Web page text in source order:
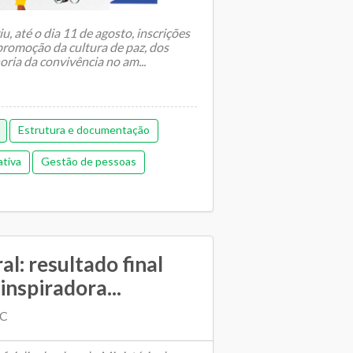
até o dia 11 de agosto, inscrições
da cultura de paz, dos
da convivência no am...
Estrutura e documentação
Gestão de pessoas
Plano Municipal de Educação
Relacionamento entre SME e escolas
escolar
resultado final